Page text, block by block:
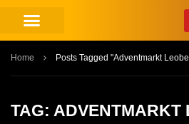
Home Posts Tagged "Adventmarkt
TAG: ADVENTMARKT